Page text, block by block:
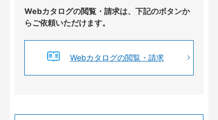
Webカタログの閲覧・請求は、下記のボタンか
らご依頼いただけます。
Webカタログの閲覧・請求